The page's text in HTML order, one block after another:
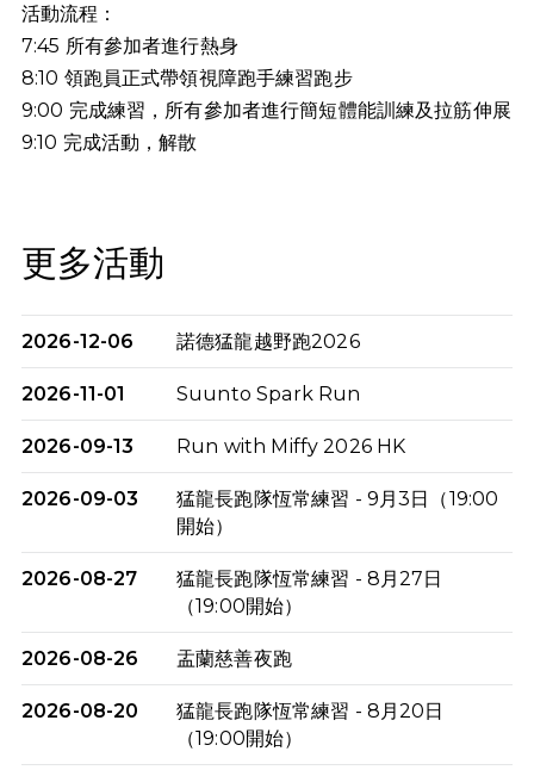
活動流程：
7:45 所有參加者進行熱身
8:10 領跑員正式帶領視障跑手練習跑步
9:00 完成練習，所有參加者進行簡短體能訓練及拉筋伸展
9:10 完成活動，解散
更多活動
2026-12-06 諾德猛龍越野跑2026
2026-11-01 Suunto Spark Run
2026-09-13 Run with Miffy 2026 HK
2026-09-03
猛龍長跑隊恆常練習 - 9月3日（19:00
開始）
2026-08-27
猛龍長跑隊恆常練習 - 8月27日
（19:00開始）
2026-08-26 盂蘭慈善夜跑
2026-08-20
猛龍長跑隊恆常練習 - 8月20日
（19:00開始）